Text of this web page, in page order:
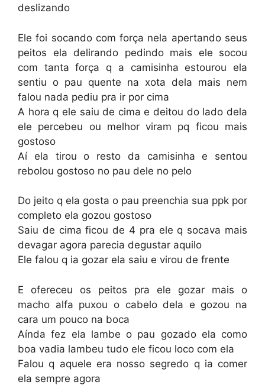
deslizando
Ele foi socando com força nela apertando seus
peitos ela delirando pedindo mais ele socou
com tanta força q a camisinha estourou ela
sentiu o pau quente na xota dela mais nem
falou nada pediu pra ir por cima
A hora q ele saiu de cima e deitou do lado dela
ele percebeu ou melhor viram pq ficou mais
gostoso
Aí ela tirou o resto da camisinha e sentou
rebolou gostoso no pau dele no pelo
Do jeito q ela gosta o pau preenchia sua ppk por
completo ela gozou gostoso
Saiu de cima ficou de 4 pra ele q socava mais
devagar agora parecia degustar aquilo
Ele falou q ia gozar ela saiu e virou de frente
E ofereceu os peitos pra ele gozar mais o
macho alfa puxou o cabelo dela e gozou na
cara um pouco na boca
Aínda fez ela lambe o pau gozado ela como
boa vadia lambeu tudo ele ficou loco com ela
Falou q aquele era nosso segredo q ia comer
ela sempre agora